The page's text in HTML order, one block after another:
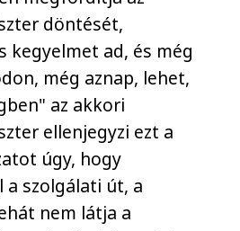
döntését,
kegyelmet ad, és még
még aznap, lehet,
az akkori
ellenjegyzi ezt a
úgy, hogy
szolgálati út, a
nem látja a